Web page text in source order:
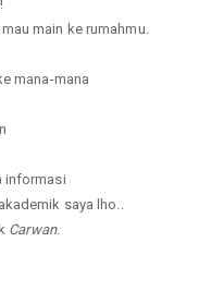
main ke rumahmu.
mana-mana
informasi
saya lho..
Carwan.